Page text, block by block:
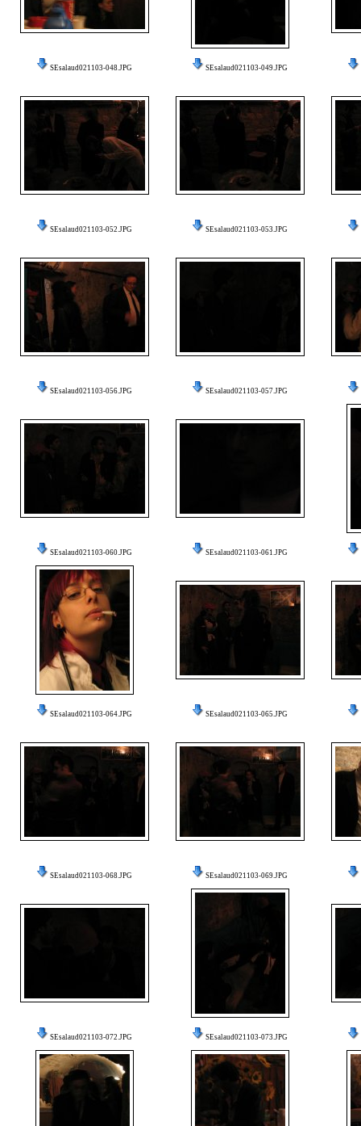
SEsalaud021103-048.JPG SEsalaud021103-049.JPG
SEsalaud021103-052.JPG SEsalaud021103-053.JPG
SEsalaud021103-056.JPG SEsalaud021103-057.JPG
SEsalaud021103-060.JPG SEsalaud021103-061.JPG
SEsalaud021103-064.JPG SEsalaud021103-065.JPG
SEsalaud021103-068.JPG SEsalaud021103-069.JPG
SEsalaud021103-072.JPG SEsalaud021103-073.JPG